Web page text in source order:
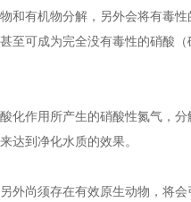
和有机物分解，另外会将有毒性
至可成为完全没有毒性的硝酸（
化作用所产生的硝酸性氮气，分
达到净化水质的效果。
外尚须存在有效原生动物，将会